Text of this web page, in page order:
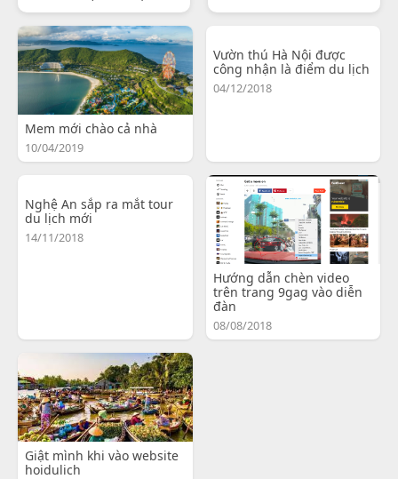
Mem mới chào cả nhà
10/04/2019
Vườn thú Hà Nội được
công nhận là điểm du lịch
04/12/2018
Nghệ An sắp ra mắt tour
du lịch mới
14/11/2018
Hướng dẫn chèn video
trên trang 9gag vào diễn
đàn
08/08/2018
Giật mình khi vào website
hoidulich